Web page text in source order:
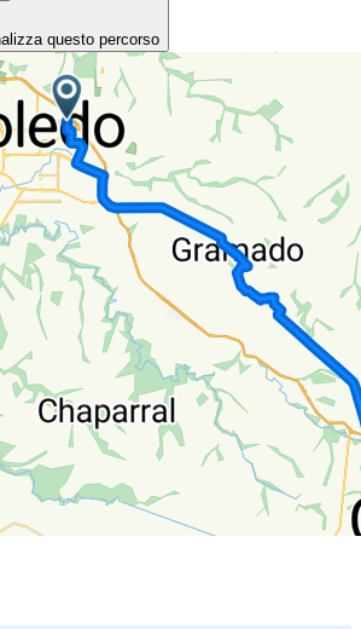
questo percorso